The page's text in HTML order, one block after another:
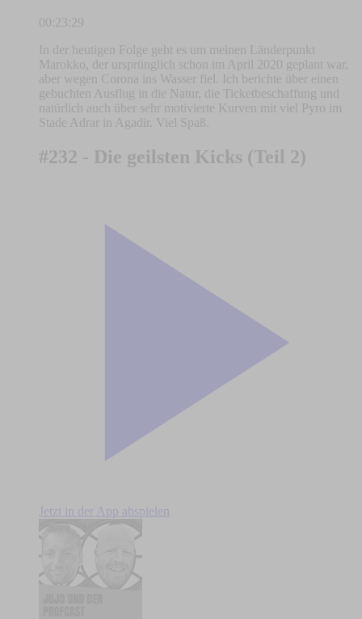
00:23:29
In der heutigen Folge geht es um meinen Länderpunkt
Marokko, der ursprünglich schon im April 2020 geplant war,
aber wegen Corona ins Wasser fiel. Ich berichte über einen
gebuchten Ausflug in die Natur, die Ticketbeschaffung und
natürlich auch über sehr motivierte Kurven mit viel Pyro im
Stade Adrar in Agadir. Viel Spaß.
#232 - Die geilsten Kicks (Teil 2)
Jetzt in der App abspielen